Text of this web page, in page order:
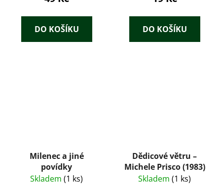
DO KOŠÍKU DO KOŠÍKU
Milenec a jiné
povídky
Skladem (1 ks)
Dědicové větru –
Michele Prisco (1983)
Skladem (1 ks)